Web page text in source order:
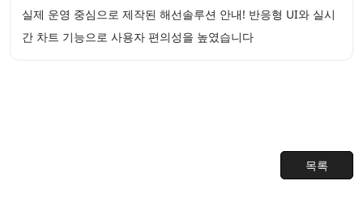
실제 운영 중심으로 제작된 해선솔루션 안내! 반응형 UI와 실시
간 차트 기능으로 사용자 편의성을 높였습니다
목록